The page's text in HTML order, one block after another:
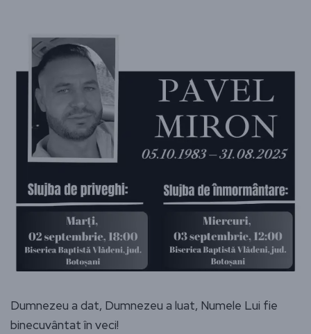
Dumnezeu a dat, Dumnezeu a luat, Numele Lui fie
binecuvântat în veci!